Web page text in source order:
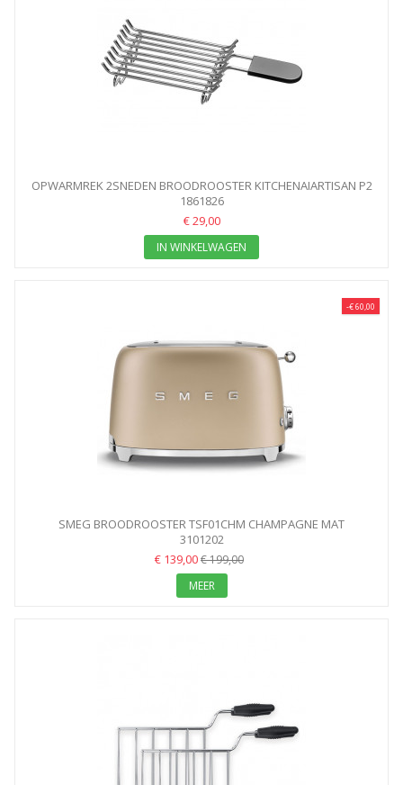
OPWARMREK 2SNEDEN BROODROOSTER KITCHENAIARTISAN P2
P3T
1861826
€ 29,00
IN WINKELWAGEN
-€ 60,00
SMEG BROODROOSTER TSF01CHM CHAMPAGNE MAT
3101202
€ 139,00€ 199,00
MEER